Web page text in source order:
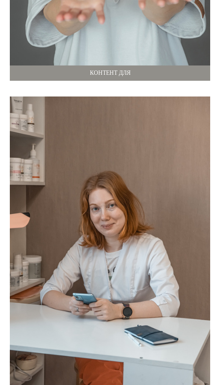
КОНТЕНТ ДЛЯ